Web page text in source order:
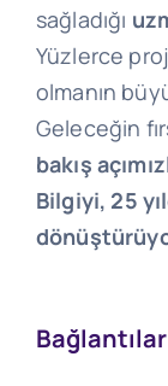
sağladığı
Yüzlerce
olmanın
Geleceğin
bakış
Bilgiyi, 25
Bağlantılar